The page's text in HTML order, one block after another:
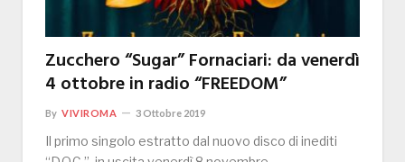
Zucchero “Sugar” Fornaciari: da venerdì
4 ottobre in radio “FREEDOM”
By VIVIROMA 3 Ottobre 2019
Il primo singolo estratto dal nuovo disco di inediti